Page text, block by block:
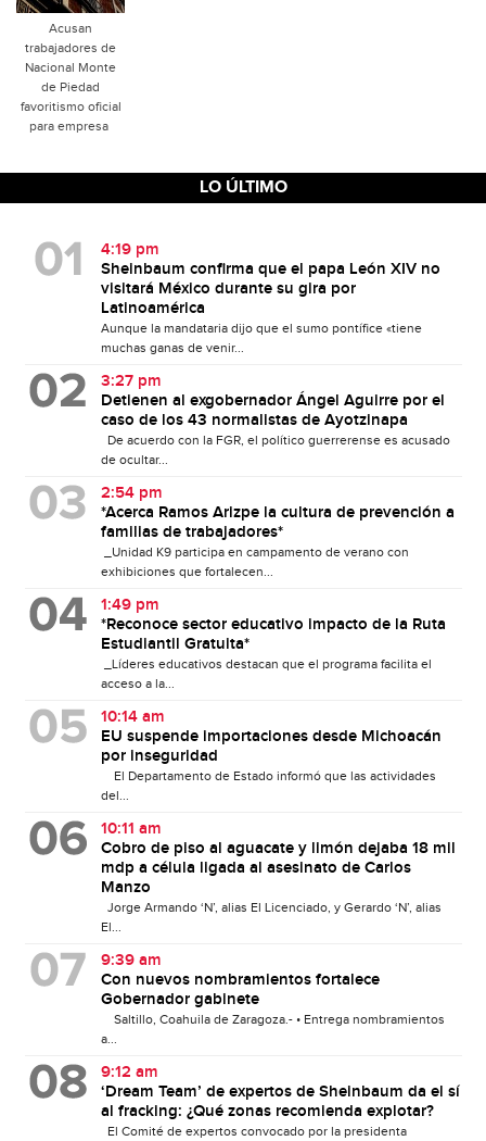
Acusan
trabajadores de
Nacional Monte
de Piedad
favoritismo oficial
para empresa
LO ÚLTIMO
4:19 pm
Sheinbaum confirma que el papa León XIV no
visitará México durante su gira por
Latinoamérica
Aunque la mandataria dijo que el sumo pontífice «tiene
muchas ganas de venir...
3:27 pm
Detienen al exgobernador Ángel Aguirre por el
caso de los 43 normalistas de Ayotzinapa
De acuerdo con la FGR, el político guerrerense es acusado
de ocultar...
2:54 pm
*Acerca Ramos Arizpe la cultura de prevención a
familias de trabajadores*
_Unidad K9 participa en campamento de verano con
exhibiciones que fortalecen...
1:49 pm
*Reconoce sector educativo impacto de la Ruta
Estudiantil Gratuita*
_Líderes educativos destacan que el programa facilita el
acceso a la...
10:14 am
EU suspende importaciones desde Michoacán
por inseguridad
El Departamento de Estado informó que las actividades
del...
10:11 am
Cobro de piso al aguacate y limón dejaba 18 mil
mdp a célula ligada al asesinato de Carlos
Manzo
Jorge Armando ‘N’, alias El Licenciado, y Gerardo ‘N’, alias
El...
9:39 am
Con nuevos nombramientos fortalece
Gobernador gabinete
Saltillo, Coahuila de Zaragoza.- • Entrega nombramientos
a...
9:12 am
‘Dream Team’ de expertos de Sheinbaum da el sí
al fracking: ¿Qué zonas recomienda explotar?
El Comité de expertos convocado por la presidenta